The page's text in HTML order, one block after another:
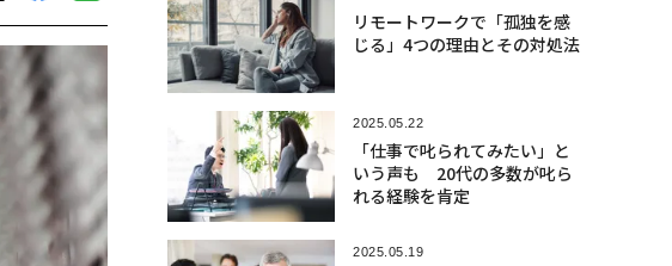
リモートワークで「孤独を感
じる」4つの理由とその対処法
2025.05.22
「仕事で叱られてみたい」と
いう声も 20代の多数が叱ら
れる経験を肯定
2025.05.19